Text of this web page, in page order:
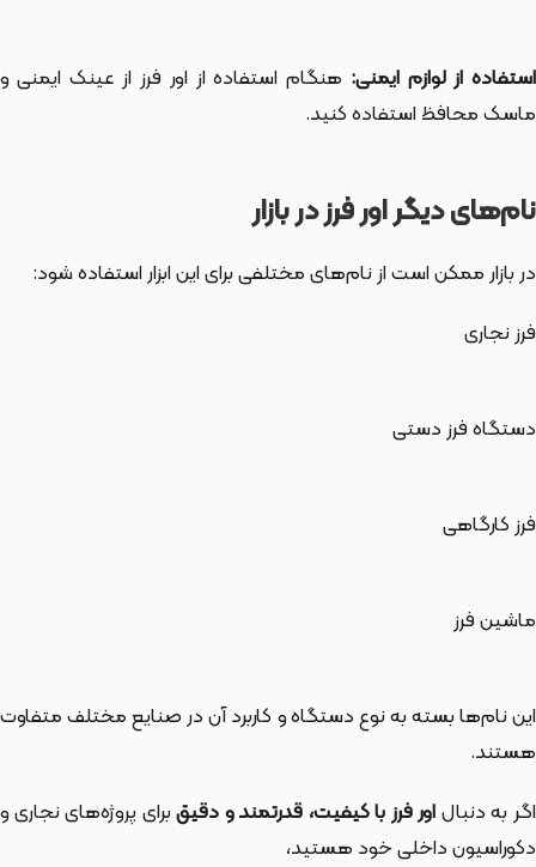
استفاده از لوازم ایمنی: هنگام استفاده از اور فرز از عینک ایمنی و
ماسک محافظ استفاده کنید.
نام‌های دیگر اور فرز در بازار
در بازار ممکن است از نام‌های مختلفی برای این ابزار استفاده شود:
فرز نجاری
دستگاه فرز دستی
فرز کارگاهی
ماشین فرز
این نام‌ها بسته به نوع دستگاه و کاربرد آن در صنایع مختلف متفاوت
هستند.
اگر به دنبالاور فرز با کیفیت، قدرتمند و دقیقبرای پروژه‌های نجاری و
دکوراسیون داخلی خود هستید،